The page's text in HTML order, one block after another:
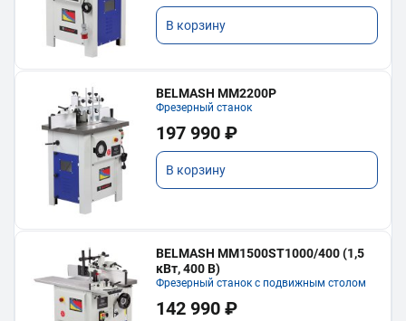
В корзину
BELMASH MM2200P
Фрезерный станок
197 990 ₽
В корзину
BELMASH MM1500ST1000/400 (1,5
кВт, 400 В)
Фрезерный станок с подвижным столом
142 990 ₽